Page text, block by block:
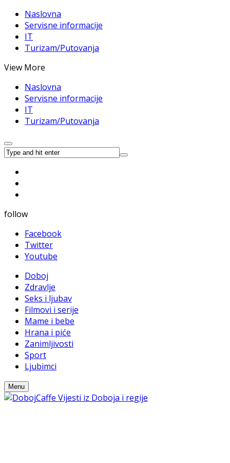
Naslovna
Servisne informacije
IT
Turizam/Putovanja
View More
Naslovna
Servisne informacije
IT
Turizam/Putovanja
follow
Facebook
Twitter
Youtube
Doboj
Zdravlje
Seks i ljubav
Filmovi i serije
Mame i bebe
Hrana i piće
Zanimljivosti
Sport
Ljubimci
Menu